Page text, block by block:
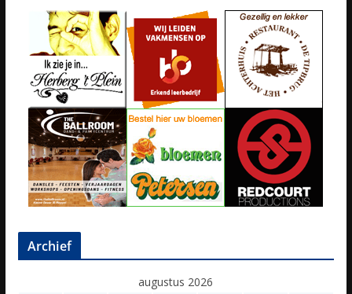
Archief
augustus 2026